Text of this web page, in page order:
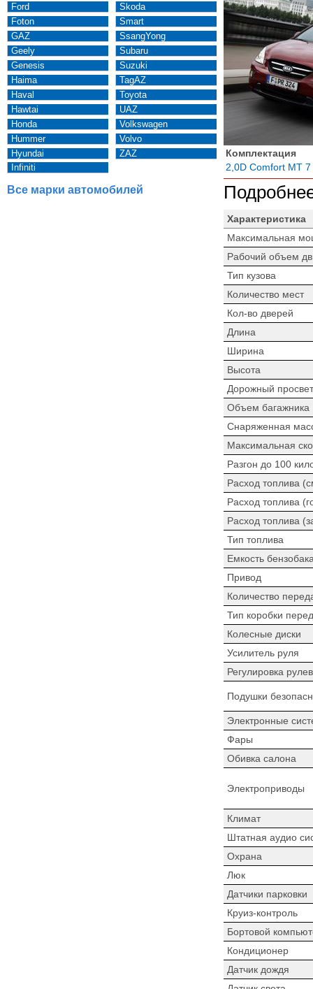
Ford
Foton
GAZ
Geely
Genesis
Haima
Haval
Hawtai
Honda
Hummer
Hyundai
Infiniti
Skoda
Smart
SsangYong
Subaru
Suzuki
TagAZ
Toyota
UAZ
Volkswagen
Volvo
ZAZ
Все марки автомобилей
Комплектация
2,0D Comfort MT
Характеристика
Максимальная
Рабочий объем
Тип кузова
Количество мест
Кол-во дверей
Длина
Ширина
Высота
Дорожный просвет
Объем багажника
Снаряженная
Максимальная
Разгон до 100
Расход топлива
Расход топлива
Расход топлива
Тип топлива
Емкость
Привод
Количество
Тип коробки
Колесные диски
Усилитель руля
Регулировка
Подушки
Электронные
Фары
Обивка салона
Электроприводы
Климат
Штатная аудио
Охрана
Люк
Датчики парковки
Круиз-контроль
Бортовой
Кондиционер
Датчик дождя